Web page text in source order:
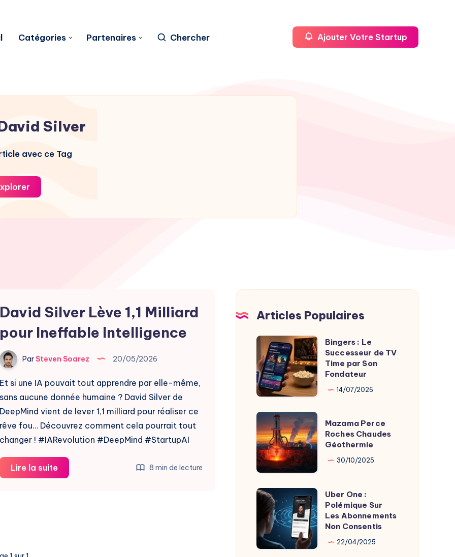
Catégories Partenaires Chercher Ajouter Votre Startup
Silver
avec ce Tag
David Silver Lève 1,1 Milliard
pour Ineffable Intelligence
Par Steven Soarez 20/05/2026
Et si une IA pouvait tout apprendre par elle-même,
sans aucune donnée humaine ? David Silver de
DeepMind vient de lever 1,1 milliard pour réaliser ce
rêve fou… Découvrez comment cela pourrait tout
changer ! #IARevolution #DeepMind #StartupAI
Lire la suiteDavid
Silver
8 min de lecture
Articles Populaires
Bingers
Le
Successeur
de
TV
Time
par
Son
Fondateur
Bingers : Le
Successeur de TV
Time par Son
Fondateur
14/07/2026
Mazama
Perce
Roches
Chaudes
Géothermie
Mazama Perce
Roches Chaudes
Géothermie
30/10/2025
Uber
One
Polémique
Sur
Uber One :
Polémique Sur
Les Abonnements
Non Consentis
22/04/2025